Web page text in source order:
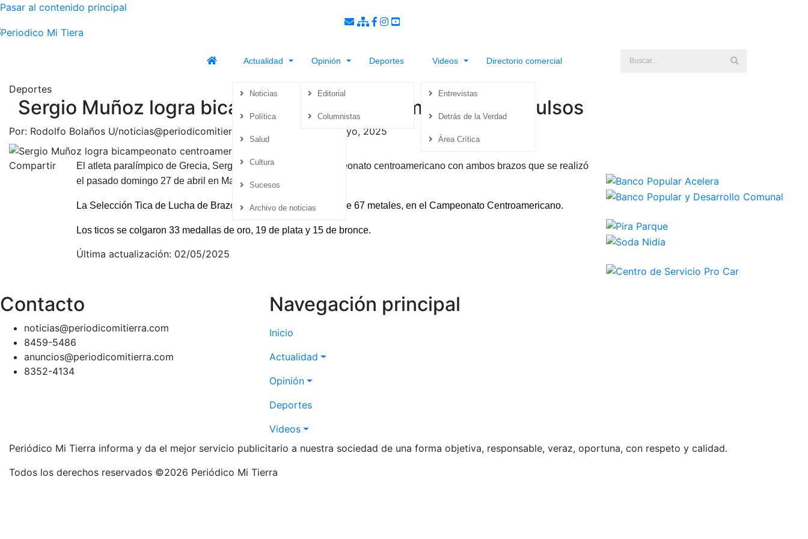
Pasar al contenido principal
Actualidad
Noticias
Política
Salud
Cultura
Sucesos
Archivo de noticias
Opinión
Editorial
Columnistas
Deportes Videos
Entrevistas
Detrás de la Verdad
Área Crítica
Directorio comercial
Deportes
Sergio Muñoz logra bicampeonato centroamericano de pulsos
Por: Rodolfo Bolaños U/noticias@periodicomitierra.com | Viernes 2 de Mayo, 2025
Compartir
El atleta paralímpico de Grecia, Sergio Muñoz, logró el bicampeonato centroamericano con ambos brazos que se realizó
el pasado domingo 27 de abril en Managua, Nicaragua.
La Selección Tica de Lucha de Brazos tuvo una cosecha total de 67 metales, en el Campeonato Centroamericano.
Los ticos se colgaron 33 medallas de oro, 19 de plata y 15 de bronce.
Última actualización: 02/05/2025
Contacto
noticias@periodicomitierra.com
8459-5486
anuncios@periodicomitierra.com
8352-4134
Navegación principal
Inicio
Actualidad
Opinión
Deportes
Videos
Periódico Mi Tierra informa y da el mejor servicio publicitario a nuestra sociedad de una forma objetiva, responsable, veraz, oportuna, con respeto y calidad.
Todos los derechos reservados ©2026 Periódico Mi Tierra